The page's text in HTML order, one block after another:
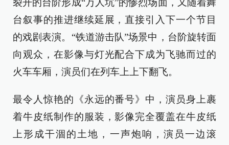
裂开的台阶形成“万人坑”的惨烈场面，又随着舞
台叙事的推进继续延展，直接引入下一个节目
的戏剧表演。“铁道游击队”场景中，台阶旋转面
向观众，在影像与灯光配合下成为飞驰而过的
火车车厢，演员们在列车上上下翻飞。
最令人惊艳的《永远的番号》中，演员身上裹
着牛皮纸制作的服装，影像完全覆盖在牛皮纸
上形成干涸的土地，一声炮响，演员一边滚